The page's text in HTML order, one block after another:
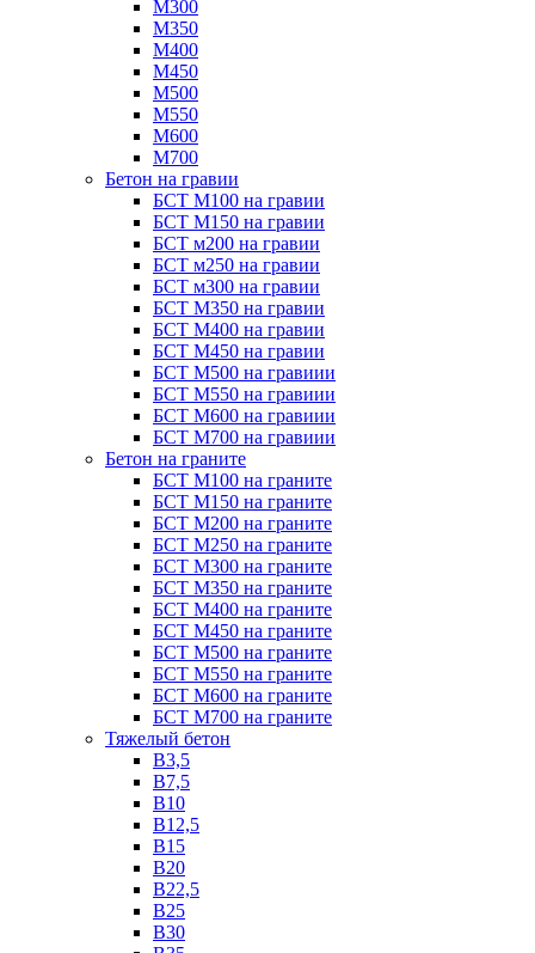
М300
М350
М400
М450
М500
М550
М600
М700
Бетон на гравии
БСТ М100 на гравии
БСТ М150 на гравии
БСТ м200 на гравии
БСТ м250 на гравии
БСТ м300 на гравии
БСТ М350 на гравии
БСТ М400 на гравии
БСТ М450 на гравии
БСТ М500 на гравиии
БСТ М550 на гравиии
БСТ М600 на гравиии
БСТ М700 на гравиии
Бетон на граните
БСТ М100 на граните
БСТ М150 на граните
БСТ М200 на граните
БСТ М250 на граните
БСТ М300 на граните
БСТ М350 на граните
БСТ М400 на граните
БСТ М450 на граните
БСТ М500 на граните
БСТ М550 на граните
БСТ М600 на граните
БСТ М700 на граните
Тяжелый бетон
В3,5
B7,5
В10
В12,5
B15
B20
В22,5
В25
B30